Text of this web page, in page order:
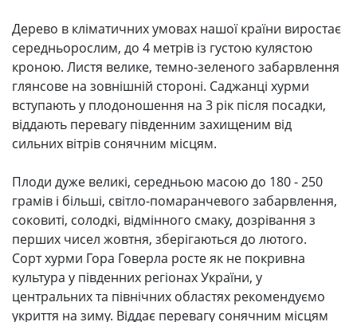
Дерево в кліматичних умовах нашої країни виростає
середньорослим, до 4 метрів із густою кулястою
кроною. Листя велике, темно-зеленого забарвлення
глянсове на зовнішній стороні. Саджанці хурми
вступають у плодоношення на 3 рік після посадки,
віддають перевагу південним захищеним від
сильних вітрів сонячним місцям.
Плоди дуже великі, середньою масою до 180 - 250
грамів і більші, світло-помаранчевого забарвлення,
соковиті, солодкі, відмінного смаку, дозрівання з
перших чисел жовтня, зберігаються до лютого.
Сорт хурми Гора Говерла росте як не покривна
культура у південних регіонах України, у
центральних та північних областях рекомендуємо
укриття на зиму. Віддає перевагу сонячним місцям